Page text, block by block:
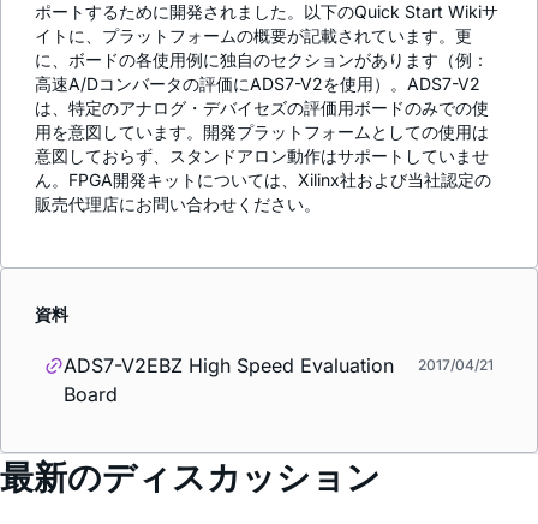
ポートするために開発されました。以下のQuick Start Wikiサ
イトに、プラットフォームの概要が記載されています。更
に、ボードの各使用例に独自のセクションがあります（例：
高速A/Dコンバータの評価にADS7-V2を使用）。ADS7-V2
は、特定のアナログ・デバイセズの評価用ボードのみでの使
用を意図しています。開発プラットフォームとしての使用は
意図しておらず、スタンドアロン動作はサポートしていませ
ん。FPGA開発キットについては、Xilinx社および当社認定の
販売代理店にお問い合わせください。
資料
ADS7-V2EBZ High Speed Evaluation
Board
2017/04/21
最新のディスカッション